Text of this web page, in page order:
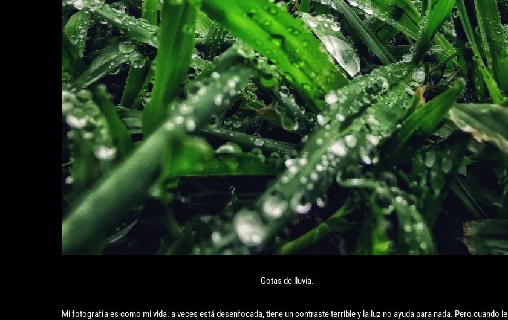
Gotas de lluvia.
Mi fotografía es como mi vida: a veces está desenfocada, tiene un contraste terrible y la luz no ayuda para nada. Pero cuando le